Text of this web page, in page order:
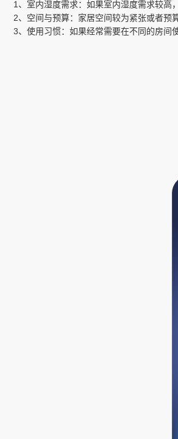
1、室内湿度需求：如果室内湿度需求较高
2、空间与预算：家居空间较为紧张或者预
3、使用习惯：如果经常需要在不同的房间